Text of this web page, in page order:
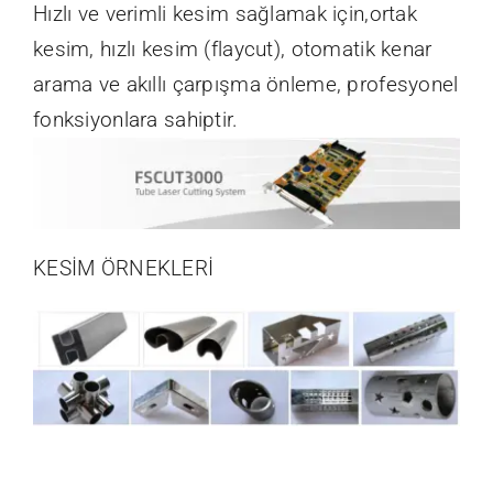
Hızlı ve verimli kesim sağlamak için,ortak
kesim, hızlı kesim (flaycut), otomatik kenar
arama ve akıllı çarpışma önleme, profesyonel
fonksiyonlara sahiptir.
KESİM ÖRNEKLERİ